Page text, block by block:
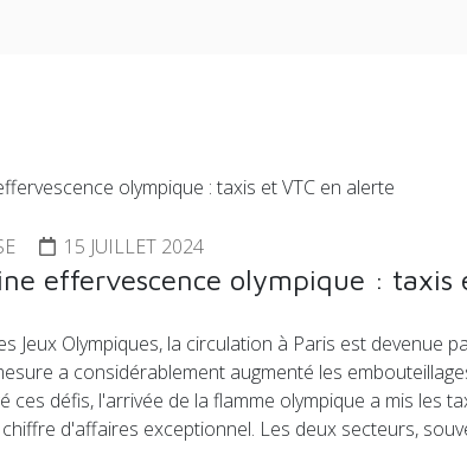
15 JUILLET 2024
effervescence olympique : taxis
Jeux Olympiques, la circulation à Paris est
a considérablement augmenté les
ces défis, l'arrivée de la flamme olympique a mis
d'affaires exceptionnel. Les deux secteurs,